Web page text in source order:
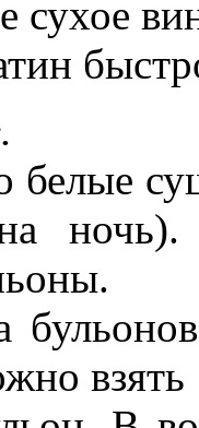
сухое
белые
ночь).
взять